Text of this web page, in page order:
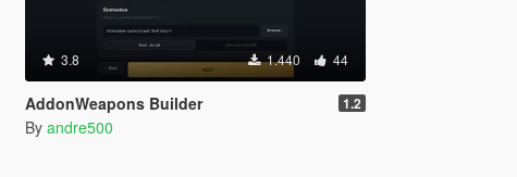
3.8 1.440 44
AddonWeapons Builder 1.2
By andre500